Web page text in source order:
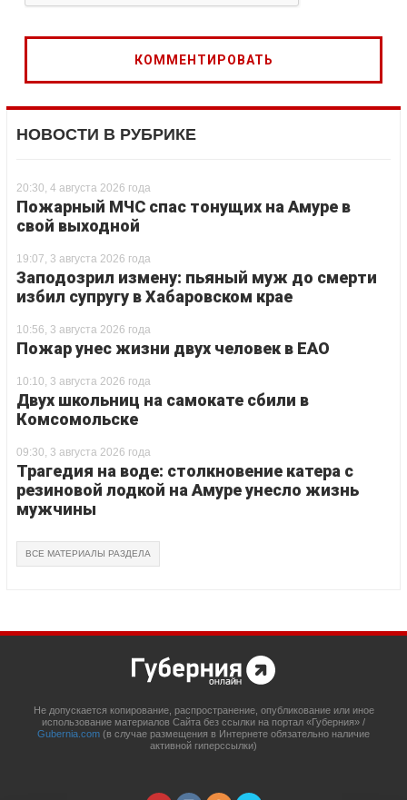
НОВОСТИ В РУБРИКЕ
20:30, 4 августа 2026 года
Пожарный МЧС спас тонущих на Амуре в
свой выходной
19:07, 3 августа 2026 года
Заподозрил измену: пьяный муж до смерти
избил супругу в Хабаровском крае
10:56, 3 августа 2026 года
Пожар унес жизни двух человек в ЕАО
10:10, 3 августа 2026 года
Двух школьниц на самокате сбили в
Комсомольске
09:30, 3 августа 2026 года
Трагедия на воде: столкновение катера с
резиновой лодкой на Амуре унесло жизнь
мужчины
ВСЕ МАТЕРИАЛЫ РАЗДЕЛА
Не допускается копирование, распространение, опубликование или иное
использование материалов Сайта без ссылки на портал «Губерния» /
Gubernia.com (в случае размещения в Интернете обязательно наличие
активной гиперссылки)